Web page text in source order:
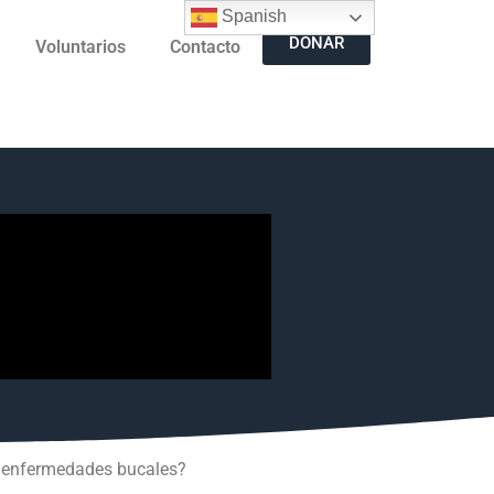
DONAR
Voluntarios Contacto
bucales?
Spanish